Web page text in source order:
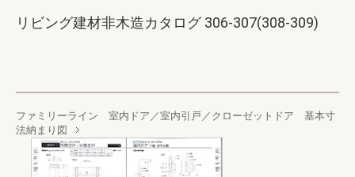
リビング建材非木造カタログ 306-307(308-309)
ファミリーライン 室内ドア／室内引戸／クローゼットドア 基本寸
法納まり図